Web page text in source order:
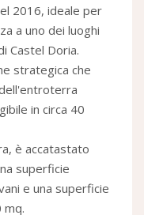
2016, ideale per
a uno dei luoghi
Castel Doria.
strategica che
in circa 40
è accatastato
superficie
e una superficie
mq.